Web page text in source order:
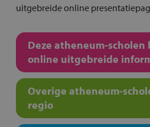
uitgebreide online
Deze atheneum-scholen
online uitgebreide
Overige atheneum-
regio